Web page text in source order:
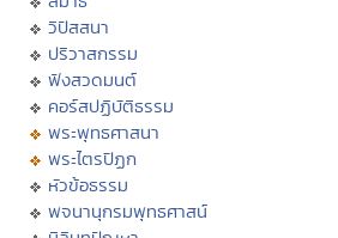
วิปัสสนา
ปริวาสกรรม
ฟังสวดมนต์
คอร์สปฏิบัติธรรม
พระพุทธศาสนา
พระไตรปิฏก
หัวข้อธรรม
พจนานุกรมพุทธศาสน์